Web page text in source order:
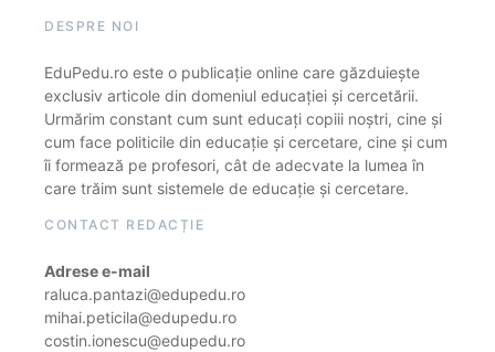
DESPRE NOI
EduPedu.ro este o publicație online care găzduiește
exclusiv articole din domeniul educației și cercetării.
Urmărim constant cum sunt educați copiii noștri, cine și
cum face politicile din educație și cercetare, cine și cum
îi formează pe profesori, cât de adecvate la lumea în
care trăim sunt sistemele de educație și cercetare.
CONTACT REDACȚIE
Adrese e-mail
raluca.pantazi@edupedu.ro
mihai.peticila@edupedu.ro
costin.ionescu@edupedu.ro